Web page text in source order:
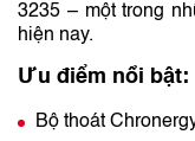
3235 – một trong
hiện nay.
Ưu điểm nổi bật:
Bộ thoát